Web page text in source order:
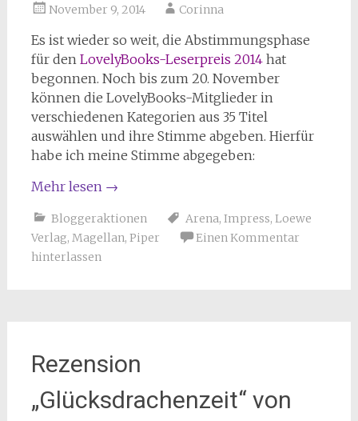
November 9, 2014 Corinna
Es ist wieder so weit, die Abstimmungsphase
für den LovelyBooks-Leserpreis 2014hat
begonnen. Noch bis zum 20. November
können die LovelyBooks-Mitglieder in
verschiedenen Kategorien aus 35 Titel
auswählen und ihre Stimme abgeben. Hierfür
habe ich meine Stimme abgegeben:
Mehr lesen →
Bloggeraktionen Arena, Impress, Loewe
Verlag, Magellan, Piper
Einen Kommentar
hinterlassen
Rezension
„Glücksdrachenzeit“ von